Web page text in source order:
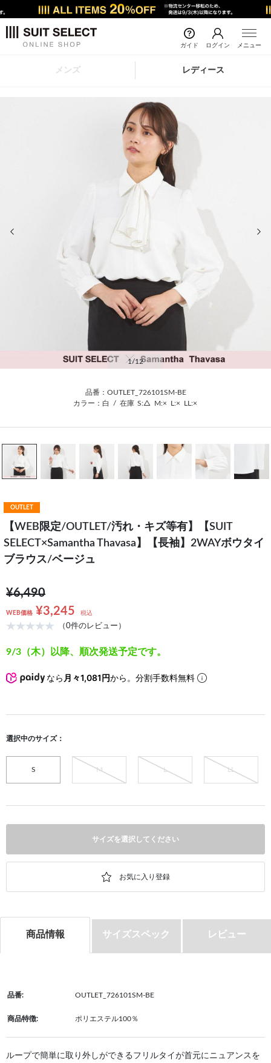
ガイド ログイン メニュー
メンズ レディース
1/12
品番：OUTLET_726101SM-BE
カラー：白
/ 在庫 S:△ M:× L:× LL:×
OUTLET
【WEB限定/OUTLET/汚れ・キズ等有】【SUIT
SELECT×Samantha Thavasa】【長袖】2WAYボウタイ
ブラウス/ベージュ
¥6,490
WEB価格 ¥3,245 税込
（0件のレビュー）
9/3（木）以降、順次発送予定です。
なら 月々1,081円から。分割手数料無料
選択中のサイズ：
S M L LL
サイズを選択してください
商品情報 サイズスペック レビュー
品番: OUTLET_726101SM-BE
商品特徴: ポリエステル100％
ループで簡単に取り外しができるフリルタイが首元にニュアンスを